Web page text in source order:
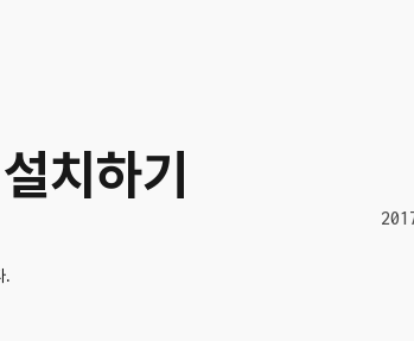
치하기
.